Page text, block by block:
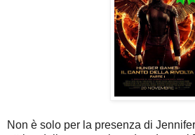
Non è solo per la presenza di